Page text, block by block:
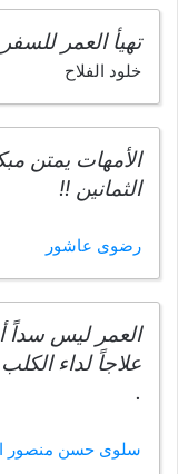
تهيأ العمر
خلود الفلاح
الأمهات يمتن
الثمانين !!
رضوى عاشور
العمر ليس سداً
علاجاً لداء
.
سلوى حسن منصور